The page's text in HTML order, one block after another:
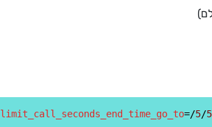
limit_call_seconds_end_time_go_to=/5/5